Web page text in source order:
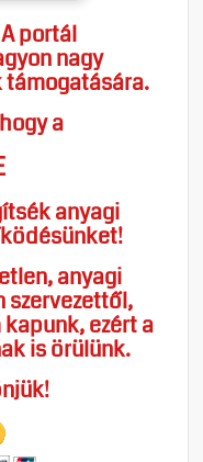
portál
nagy
támogatására.
a
anyagi
anyagi
szervezettől,
ezért a
is örülünk.